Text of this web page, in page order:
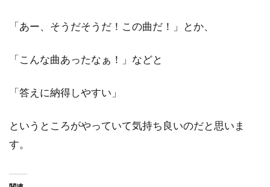
「あー、そうだそうだ！この曲だ！」とか、
「こんな曲あったなぁ！」などと
「答えに納得しやすい」
というところがやっていて気持ち良いのだと思いま
す。